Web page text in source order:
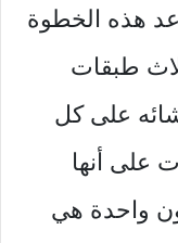
هذه الخطوة
طبقات
على كل
على أنها
واحدة هي